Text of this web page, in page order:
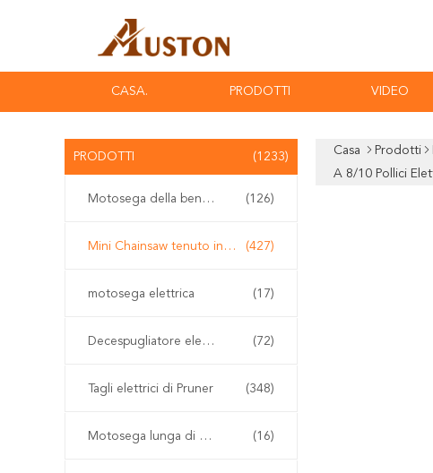
CASA. PRODOTTI VIDEO
PRODOTTI (1233)
Motosega della benzina (126)
Mini Chainsaw tenuto in mano (427)
motosega elettrica (17)
Decespugliatore elettrico (72)
Tagli elettrici di Pruner (348)
Motosega lunga di Palo (16)
Casa Prodotti
A 8/10 Pollici